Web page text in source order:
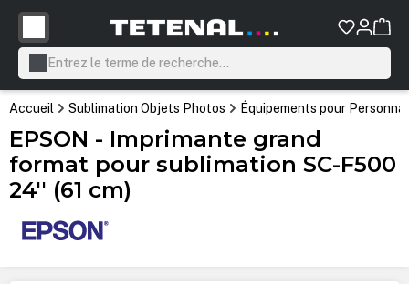
principal
Accueil Sublimation Objets Photos Équipements pour
EPSON - Imprimante grand
format pour sublimation SC-F500
24'' (61 cm)